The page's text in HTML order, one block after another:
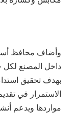
وأضاف محافظ
داخل المصنع لكل
بهدف تحقيق
الاستمرار في
مواردها ويدعم